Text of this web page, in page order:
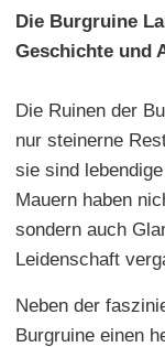
Die Burgruine
Geschichte und
Die Ruinen der
nur steinerne
sie sind
Mauern haben
sondern auch
Leidenschaft
Neben der
Burgruine einen